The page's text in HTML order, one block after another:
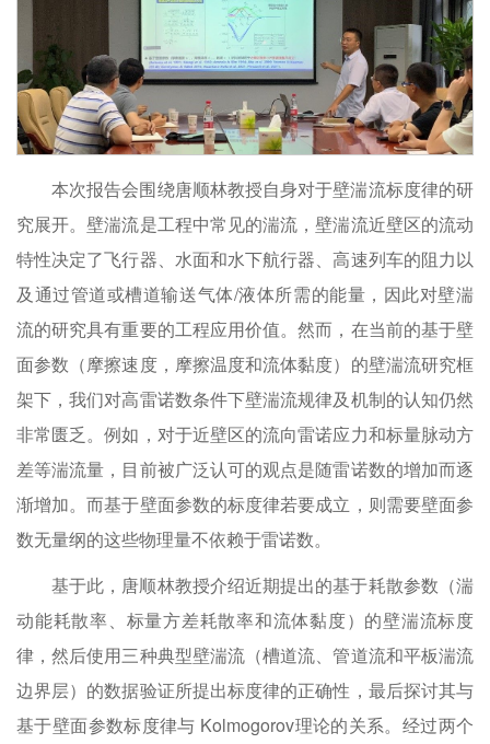
本次报告会围绕唐顺林教授自身对于壁湍流标度律的研
究展开。壁湍流是工程中常见的湍流，壁湍流近壁区的流动
特性决定了飞行器、水面和水下航行器、高速列车的阻力以
及通过管道或槽道输送气体/液体所需的能量，因此对壁湍
流的研究具有重要的工程应用价值。然而，在当前的基于壁
面参数（摩擦速度，摩擦温度和流体黏度）的壁湍流研究框
架下，我们对高雷诺数条件下壁湍流规律及机制的认知仍然
非常匮乏。例如，对于近壁区的流向雷诺应力和标量脉动方
差等湍流量，目前被广泛认可的观点是随雷诺数的增加而逐
渐增加。而基于壁面参数的标度律若要成立，则需要壁面参
数无量纲的这些物理量不依赖于雷诺数。
基于此，唐顺林教授介绍近期提出的基于耗散参数（湍
动能耗散率、标量方差耗散率和流体黏度）的壁湍流标度
律，然后使用三种典型壁湍流（槽道流、管道流和平板湍流
边界层）的数据验证所提出标度律的正确性，最后探讨其与
基于壁面参数标度律与 Kolmogorov理论的关系。经过两个